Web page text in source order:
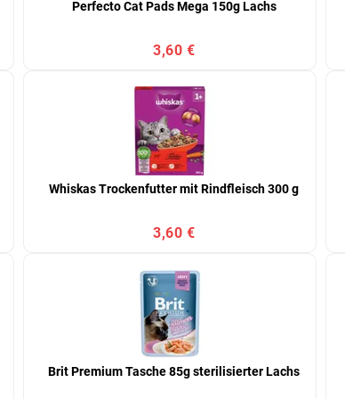
Perfecto Cat Pads Mega 150g Lachs
3,60 €
Whiskas Trockenfutter mit Rindfleisch 300 g
3,60 €
Brit Premium Tasche 85g sterilisierter Lachs